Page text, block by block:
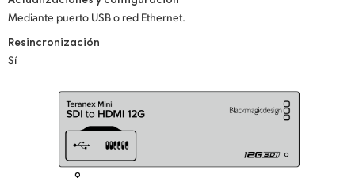
Mediante puerto USB o red Ethernet.
Resincronización
Sí